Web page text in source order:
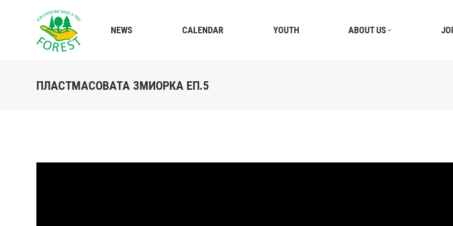
NEWS CALENDAR YOUTH ABOUT US
ПЛАСТМАСОВАТА ЗМИОРКА ЕП.5